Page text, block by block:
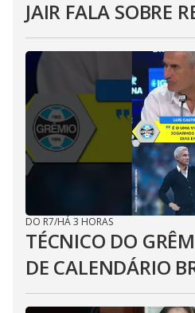
JAIR FALA SOBRE
DO R7/HÁ 3 HORAS
TÉCNICO DO
DE CALENDÁRIO